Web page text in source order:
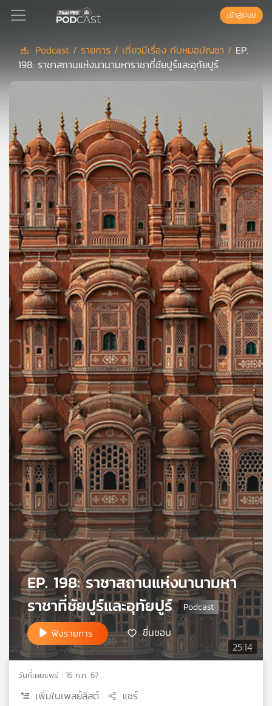
Podcast
ย์
ลิ
สต์
แนะนำ
เพล
ย์
ลิ
สต์
ของ
คุณ
เพลง
บทความ
ข่าว
และ
กิจกรรม
เกี่ยว
กับ
เรา
เครือ
ข่าย
วิทยุ
ไทย
วิทยุ
เข้าสู่ระบบ
Podcast / รายการ / เที่ยวมีเรื่อง กับหมอบัญชา / EP.
198: ราชาสถานแห่งนานามหาราชาที่ชัยปูร์และอุทัยปูร์
25:14
EP. 198: ราชาสถานแห่งนานามหา
ราชาที่ชัยปูร์และอุทัยปูร์
ฟังรายการ ชื่นชอบ
วันที่เผยแพร่ : 16 ก.ค. 67
เพิ่มในเพลย์ลิสต์ แชร์